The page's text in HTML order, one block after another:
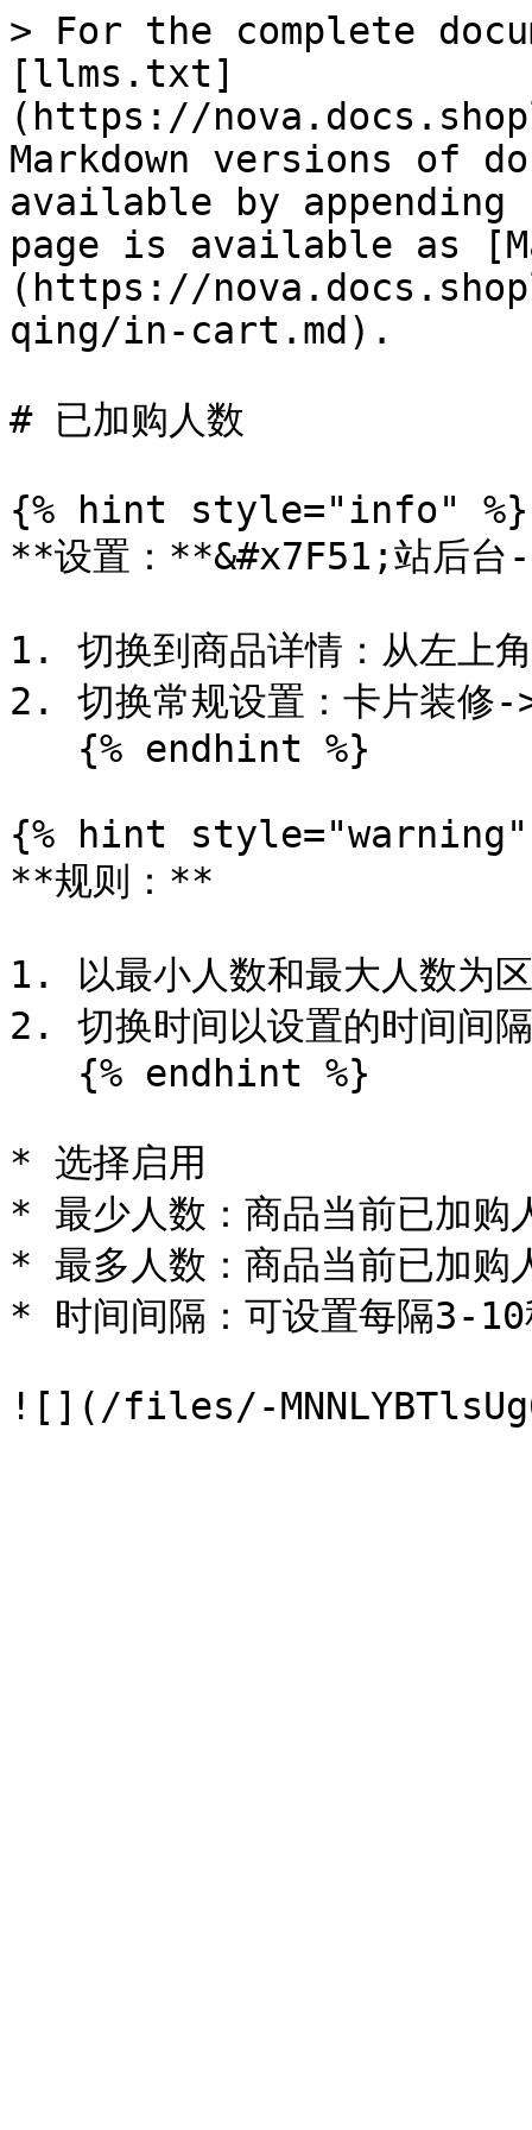
> For the complete
[llms.txt]
(https://
Markdown versions of
available by
page is available as
(https://
qing/in-cart.md).
# 已加购人数
{% hint style="info" %}
**设置：**&#x7F51;站后台
1. 切换到商品详情：从左上
2. 切换常规设置：卡片装修-
{% hint style="warning"
**规则：**
1. 以最小人数和最大人数为
2. 切换时间以设置的时间间
* 选择启用
* 最少人数：商品当前已加购
* 最多人数：商品当前已加购
* 时间间隔：可设置每隔3-10